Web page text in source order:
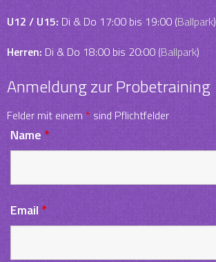
U12 / U15: Di & Do 17:00 bis 19:00 (Ballpark)
Herren:Di & Do 18:00 bis 20:00 (Ballpark)
Anmeldung zur Probetraining
Felder mit einem*sind Pflichtfelder
Name*
Email*